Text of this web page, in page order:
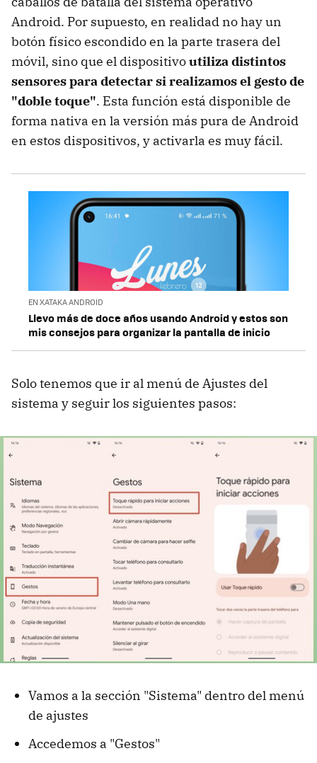
Android. Por supuesto, en realidad no hay un
botón físico escondido en la parte trasera del
móvil, sino que el dispositivoutiliza distintos
sensores para detectar si realizamos el gesto de
"doble toque". Esta función está disponible de
forma nativa en la versión más pura de Android
en estos dispositivos, y activarla es muy fácil.
EN XATAKA ANDROID
Llevo más de doce años usando Android y estos son
mis consejos para organizar la pantalla de inicio
Solo tenemos que ir al menú de Ajustes del
sistema y seguir los siguientes pasos:
Vamos a la sección "Sistema" dentro del menú
de ajustes
Accedemos a "Gestos"